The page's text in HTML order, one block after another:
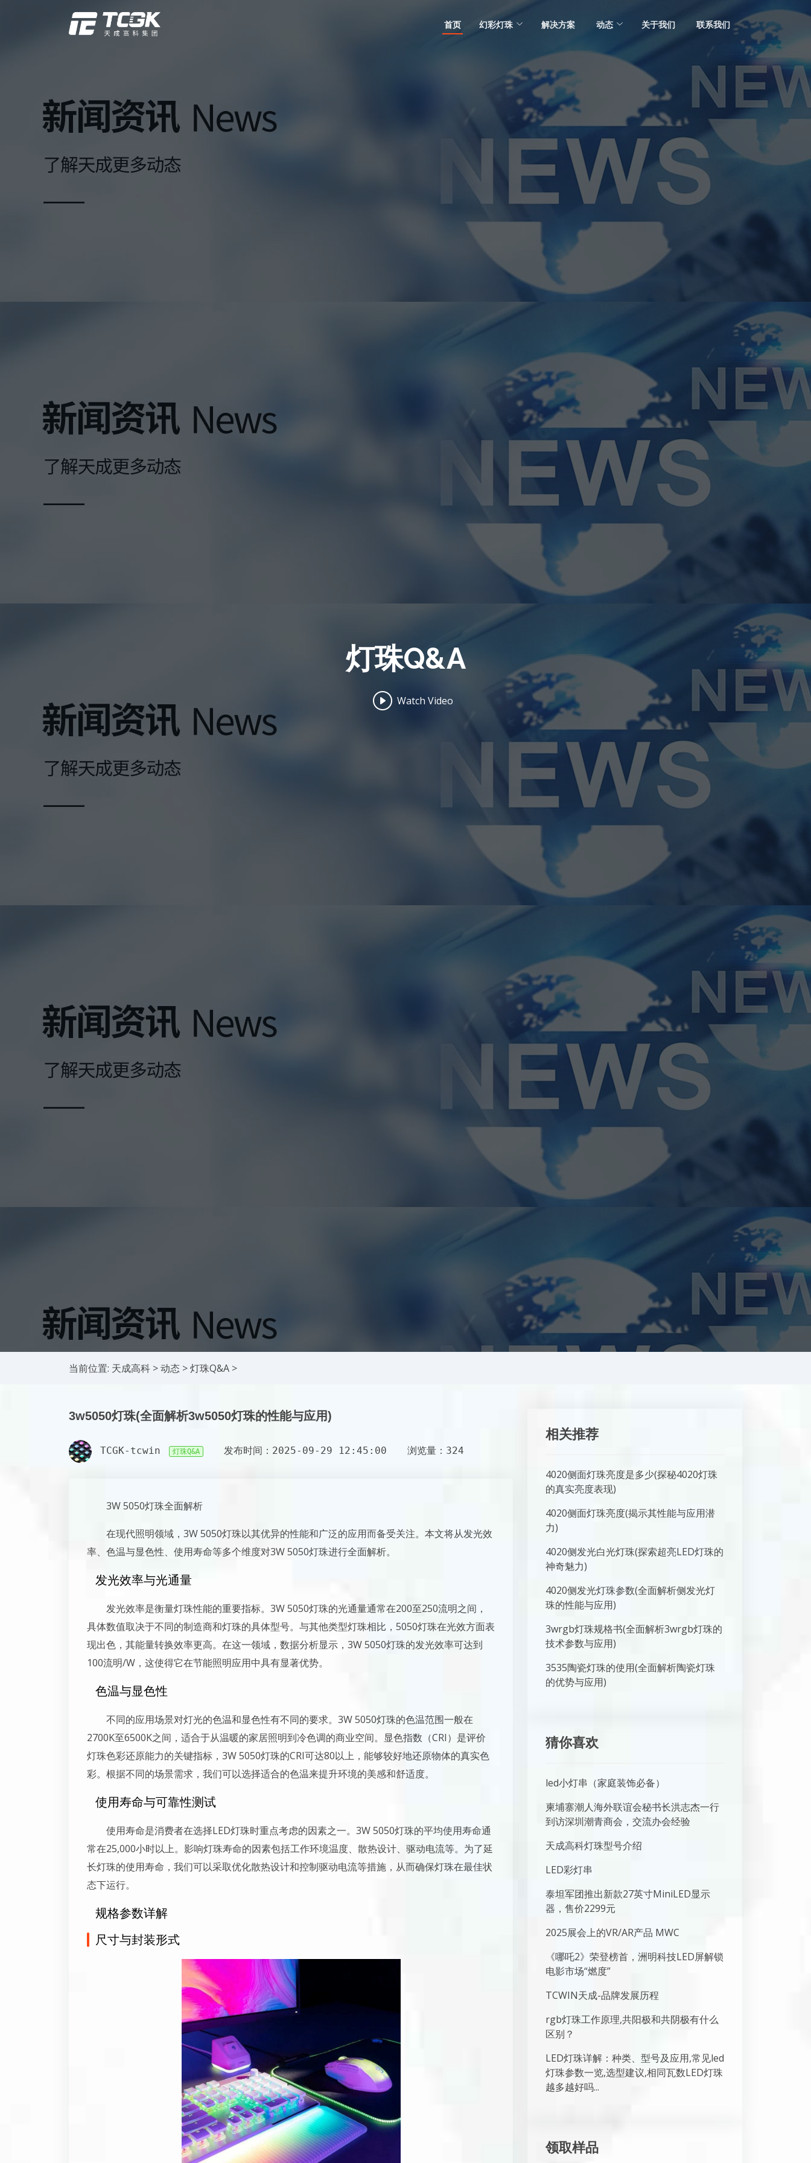
首页 幻彩灯珠 解决方案 动态 关于我们 联系我们
灯珠Q&A
Watch Video
当前位置: 天成高科 >动态 >灯珠Q&A >
3w5050灯珠(全面解析3w5050灯珠的性能与应用)
TCGK-tcwin 灯珠Q&A 发布时间：2025-09-29 12:45:00 浏览量：324
3W 5050灯珠全面解析
在现代照明领域，3W 5050灯珠以其优异的性能和广泛的应用而备受关注。本文将从发光效
率、色温与显色性、使用寿命等多个维度对3W 5050灯珠进行全面解析。
发光效率与光通量
发光效率是衡量灯珠性能的重要指标。3W 5050灯珠的光通量通常在200至250流明之间，
具体数值取决于不同的制造商和灯珠的具体型号。与其他类型灯珠相比，5050灯珠在光效方面表
现出色，其能量转换效率更高。在这一领域，数据分析显示，3W 5050灯珠的发光效率可达到
100流明/W，这使得它在节能照明应用中具有显著优势。
色温与显色性
不同的应用场景对灯光的色温和显色性有不同的要求。3W 5050灯珠的色温范围一般在
2700K至6500K之间，适合于从温暖的家居照明到冷色调的商业空间。显色指数（CRI）是评价
灯珠色彩还原能力的关键指标，3W 5050灯珠的CRI可达80以上，能够较好地还原物体的真实色
彩。根据不同的场景需求，我们可以选择适合的色温来提升环境的美感和舒适度。
使用寿命与可靠性测试
使用寿命是消费者在选择LED灯珠时重点考虑的因素之一。3W 5050灯珠的平均使用寿命通
常在25,000小时以上。影响灯珠寿命的因素包括工作环境温度、散热设计、驱动电流等。为了延
长灯珠的使用寿命，我们可以采取优化散热设计和控制驱动电流等措施，从而确保灯珠在最佳状
态下运行。
规格参数详解
尺寸与封装形式
相关推荐
4020侧面灯珠亮度是多少(探秘4020灯珠
的真实亮度表现)
4020侧面灯珠亮度(揭示其性能与应用潜
力)
4020侧发光白光灯珠(探索超亮LED灯珠的
神奇魅力)
4020侧发光灯珠参数(全面解析侧发光灯
珠的性能与应用)
3wrgb灯珠规格书(全面解析3wrgb灯珠的
技术参数与应用)
3535陶瓷灯珠的使用(全面解析陶瓷灯珠
的优势与应用)
猜你喜欢
led小灯串（家庭装饰必备）
柬埔寨潮人海外联谊会秘书长洪志杰一行
到访深圳潮青商会，交流办会经验
天成高科灯珠型号介绍
LED彩灯串
泰坦军团推出新款27英寸MiniLED显示
器，售价2299元
2025展会上的VR/AR产品 MWC
《哪吒2》荣登榜首，洲明科技LED屏解锁
电影市场“燃度”
TCWIN天成-品牌发展历程
rgb灯珠工作原理,共阳极和共阴极有什么
区别？
LED灯珠详解：种类、型号及应用,常见led
灯珠参数一览,选型建议,相同瓦数LED灯珠
越多越好吗...
领取样品